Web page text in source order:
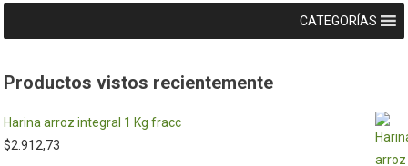
CATEGORÍAS
Productos vistos recientemente
Harina arroz integral 1 Kg fracc
$2.912,73